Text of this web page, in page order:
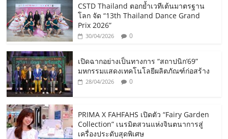
CSTD Thailand ตอกย้ำเวทีเต้นมาตรฐาน
โลก จัด “13th Thailand Dance Grand
Prix 2026”
30/04/2026 0
เปิดฉากอย่างเป็นทางการ “สถาปนิก’69”
มหกรรมแสดงเทคโนโลยีผลิตภัณฑ์ก่อสร้าง
28/04/2026 0
PRIMA X FAHFAHS เปิดตัว “Fairy Garden
Collection” เนรมิตสวนแห่งจินตนาการสู่
เครื่องประดับสุดพิเศษ